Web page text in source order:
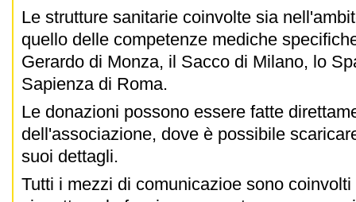
Le strutture sanitarie coinvolte sia
quello delle competenze mediche
Gerardo di Monza, il Sacco di Milano, lo
Sapienza di Roma.
Le donazioni possono essere fatte
dell'associazione, dove è possibile
suoi dettagli.
Tutti i mezzi di comunicazioe sono